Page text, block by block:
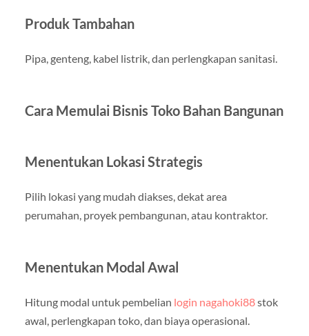
Produk Tambahan
Pipa, genteng, kabel listrik, dan perlengkapan sanitasi.
Cara Memulai Bisnis Toko Bahan Bangunan
Menentukan Lokasi Strategis
Pilih lokasi yang mudah diakses, dekat area
perumahan, proyek pembangunan, atau kontraktor.
Menentukan Modal Awal
Hitung modal untuk pembelian login nagahoki88stok
awal, perlengkapan toko, dan biaya operasional.